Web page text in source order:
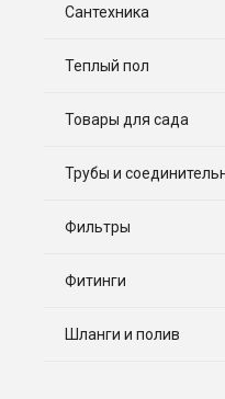
Сантехника
Теплый пол
Товары для сада
Трубы и
Фильтры
Фитинги
Шланги и полив